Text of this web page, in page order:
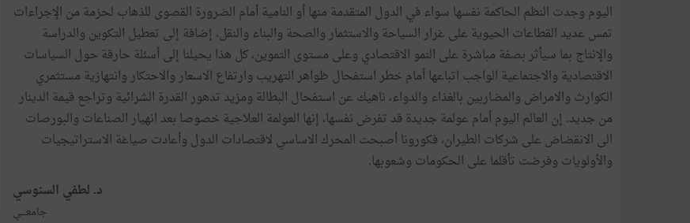
اليوم وجدت النظم الحاكمة نفسها سواء في الدول المتقدمة منها أو النامية أمام الضرورة القصوى للذهاب لحزمة من الإجراءات
تمس عديد القطاعات الحيوية على غرار السياحة والاستثمار والصحة والبناء والنقل، إضافة إلى تعطيل التكوين والدراسة
والإنتاج بما سيأثر بصفة مباشرة على النمو الاقتصادي وعلى مستوى التموين، كل هذا يحيلنا إلى أسئلة حارقة حول السياسات
الاقتصادية والاجتماعية الواجب اتباعها أمام خطر استفحال ظواهر التهريب وارتفاع الاسعار والاحتكار وانتهازية مستثمري
الكوارث والامراض والمضاربين بالغذاء والدواء، ناهيك عن استفحال البطالة ومزيد تدهور القدرة الشرائية وتراجع قيمة الدينار
من جديد. إن العالم اليوم أمام عولمة جديدة قد تفرض نفسها، إنها العولمة العلاجية خصوصا بعد انهيار الصناعات والبورصات
الى الانقضاض على شركات الطيران، فكورونا أصبحت المحرك الاساسي لاقتصادات الدول وأعادت صياغة الاستراتيجيات
والأولويات وفرضت تأقلما على الحكومات وشعوبها.
د. لطفي السنوسي
جامعـــي